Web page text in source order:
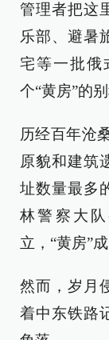
管理者把这
乐部、避暑
宅等一批俄
个“黄房”的别
历经百年沧
原貌和建筑
址数量最多
林警察大
立，“黄房”
然而，岁月
着中东铁路